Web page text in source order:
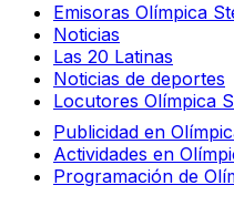
Emisoras Olímpica
Noticias
Las 20 Latinas
Noticias de deportes
Locutores Olímpica
Publicidad en
Actividades en
Programación de